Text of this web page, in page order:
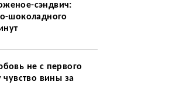
сэндвич:
шоколадного
не с первого
чувство вины за